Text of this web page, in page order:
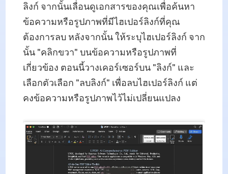
ลิงก์ จากนั้นเลื่อนดูเอกสารของคุณเพื่อค้นหา
ข้อความหรือรูปภาพที่มีไฮเปอร์ลิงก์ที่คุณ
ต้องการลบ หลังจากนั้น ให้ระบุไฮเปอร์ลิงก์ จาก
นั้น "คลิกขวา" บนข้อความหรือรูปภาพที่
เกี่ยวข้อง ตอนนี้วางเคอร์เซอร์บน "ลิงก์" และ
เลือกตัวเลือก "ลบลิงก์" เพื่อลบไฮเปอร์ลิงก์ แต่
คงข้อความหรือรูปภาพไว้ไม่เปลี่ยนแปลง